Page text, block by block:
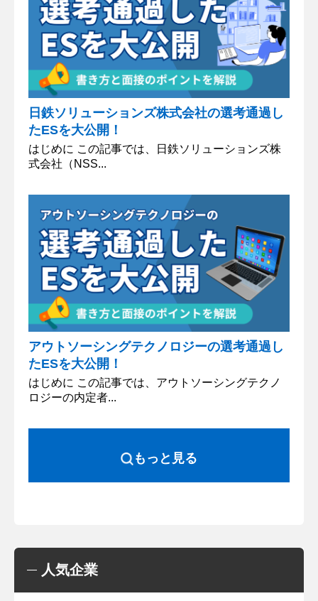
日鉄ソリューションズ株式会社の選考通過し
たESを大公開！
はじめに この記事では、日鉄ソリューションズ株
式会社（NSS...
アウトソーシングテクノロジーの選考通過し
たESを大公開！
はじめに この記事では、アウトソーシングテクノ
ロジーの内定者...
もっと見る
人気企業